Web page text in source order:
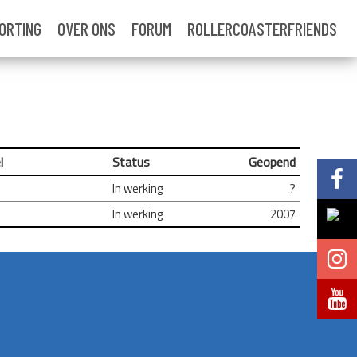
OVER ONS FORUM ROLLERCOASTERFRIENDS
Volg @Pretparkenbe
Volg @Pretparkenbe
Volg @Pretparken.be
Volg @Pretparkenbe
Status Geopend
In werking
?
In werking 2007